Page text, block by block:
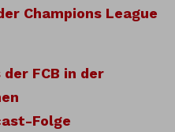
Champions League
FCB in der
Folge